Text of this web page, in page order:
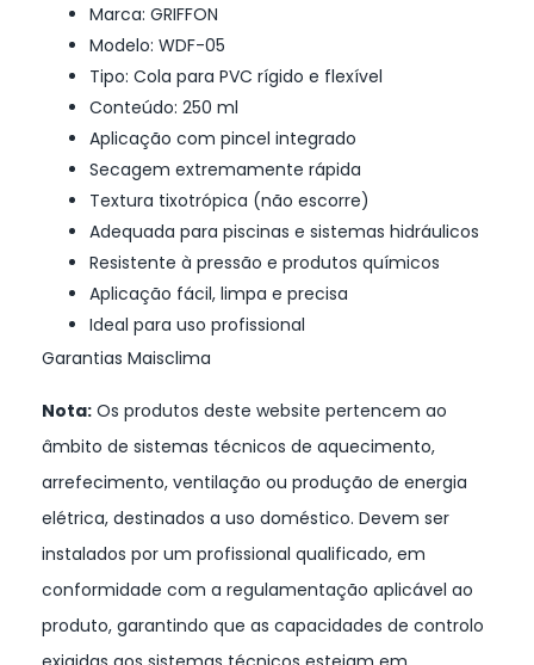
Marca: GRIFFON
Modelo: WDF-05
Tipo: Cola para PVC rígido e flexível
Conteúdo: 250 ml
Aplicação com pincel integrado
Secagem extremamente rápida
Textura tixotrópica (não escorre)
Adequada para piscinas e sistemas hidráulicos
Resistente à pressão e produtos químicos
Aplicação fácil, limpa e precisa
Ideal para uso profissional
Garantias Maisclima
Nota: Os produtos deste website pertencem ao
âmbito de sistemas técnicos de aquecimento,
arrefecimento, ventilação ou produção de energia
elétrica, destinados a uso doméstico. Devem ser
instalados por um profissional qualificado, em
conformidade com a regulamentação aplicável ao
produto, garantindo que as capacidades de controlo